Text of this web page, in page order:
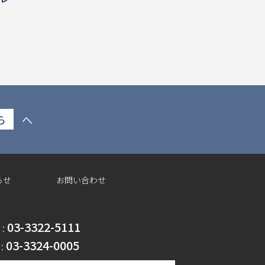
へ
せ お問い合わせ
03-3322-5111
03-3324-0005